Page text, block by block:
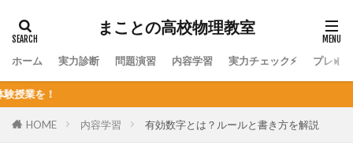
まことの高校物理教室
ホーム 実力診断 問題演習 内容学習 実力チェック⚡ プレミ
HOME 内容学習 有効数字とは？ルールと書き方を解説